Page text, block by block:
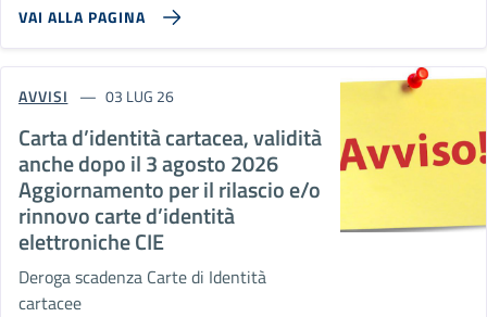
VAI ALLA PAGINA
AVVISI 03 LUG 26
Carta d’identità cartacea, validità
anche dopo il 3 agosto 2026
Aggiornamento per il rilascio e/o
rinnovo carte d’identità
elettroniche CIE
Deroga scadenza Carte di Identità
cartacee